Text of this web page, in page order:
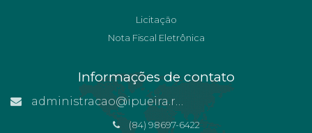
Licitação
Nota Fiscal Eletrônica
Informações de contato
administracao@ipueira.rn.gov.br
(84) 98697-6422